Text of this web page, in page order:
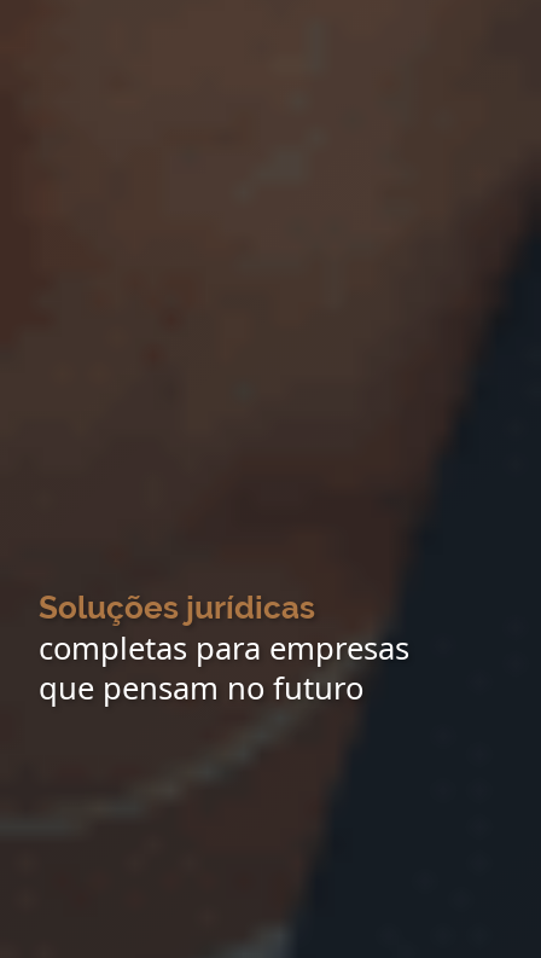
Soluções jurídicas
completas para empresas
que pensam no futuro